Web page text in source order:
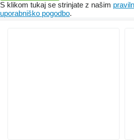
S klikom tukaj se strinjate z našim
uporabniško pogodbo.